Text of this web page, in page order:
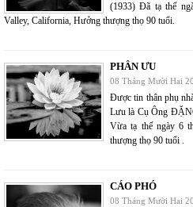
(1933) Đã tạ thế
Valley, California, Hưởng thượng thọ 90 tuổi.
PHÂN ƯU
08 Tháng Mười Hai
Được tin thân phụ
Lưu là Cụ Ông
Vừa tạ thế ngày 6
thượng thọ 90 tuổi .
CÁO PHÓ
08 Tháng Mười Hai